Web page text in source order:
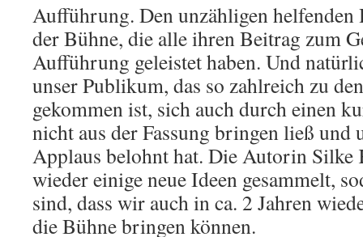
Aufführung. Den unzähligen
der Bühne, die alle ihren Beitrag zum
Aufführung geleistet haben. Und
unser Publikum, das so zahlreich zu
gekommen ist, sich auch durch einen
nicht aus der Fassung bringen ließ
Applaus belohnt hat. Die Autorin Silke
wieder einige neue Ideen gesammelt,
sind, dass wir auch in ca. 2 Jahren
die Bühne bringen können.